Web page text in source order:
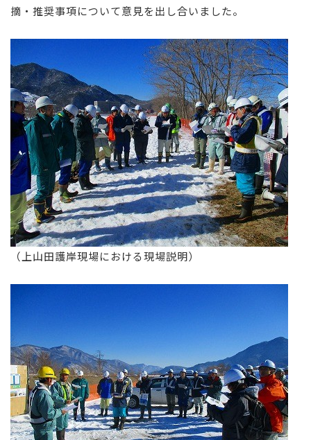
摘・推奨事項について意見を出し合いました。
（上山田護岸現場における現場説明）